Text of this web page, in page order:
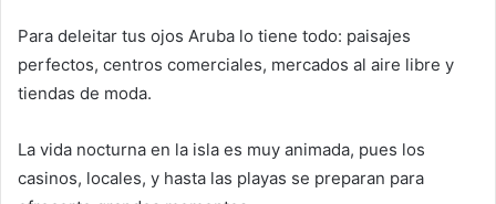
Para deleitar tus ojos Aruba lo tiene todo: paisajes
perfectos, centros comerciales, mercados al aire libre y
tiendas de moda.
La vida nocturna en la isla es muy animada, pues los
casinos, locales, y hasta las playas se preparan para